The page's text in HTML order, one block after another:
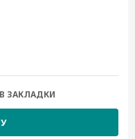
В ЗАКЛАДКИ